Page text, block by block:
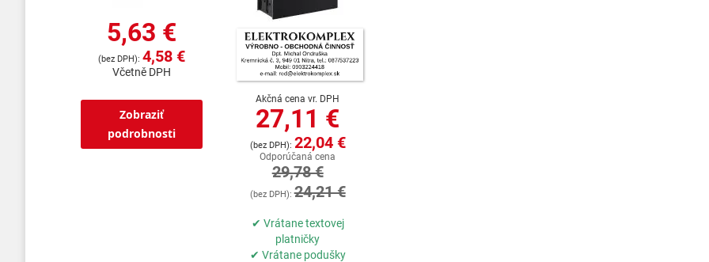
5,63 €
4,58 €
Včetně DPH
Zobraziť
podrobnosti
Akčná cena vr. DPH
27,11 €
22,04 €
Odporúčaná cena
29,78 €
24,21 €
✔ Vrátane textovej
platničky
✔ Vrátane podušky